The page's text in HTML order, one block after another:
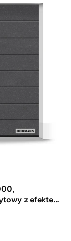
z efektem
N